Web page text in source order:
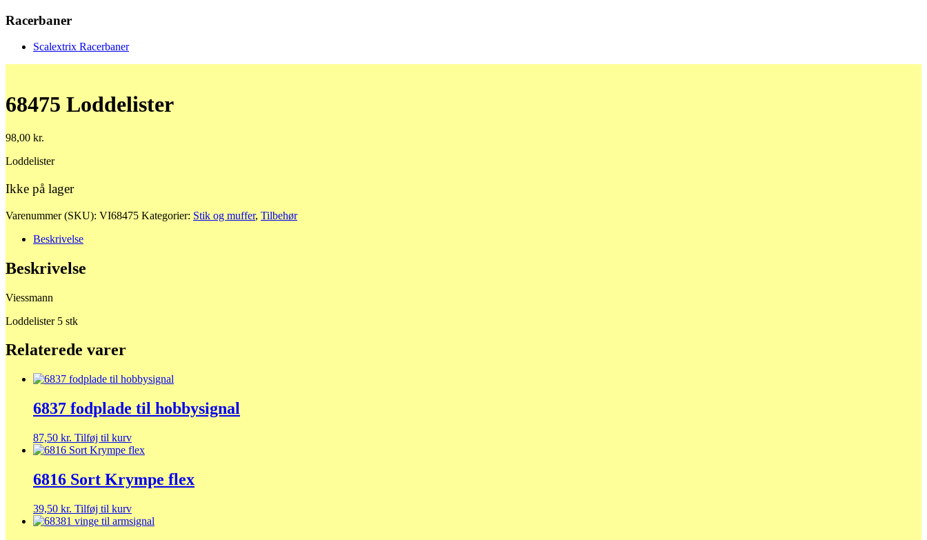
Racerbaner
Scalextrix Racerbaner
68475 Loddelister
98,00 kr.
Loddelister
Ikke på lager
Varenummer (SKU): VI68475 Kategorier: Stik og muffer, Tilbehør
Beskrivelse
Beskrivelse
Viessmann
Loddelister 5 stk
Relaterede varer
6837 fodplade til hobbysignal
87,50 kr. Tilføj til kurv
6816 Sort Krympe flex
39,50 kr. Tilføj til kurv